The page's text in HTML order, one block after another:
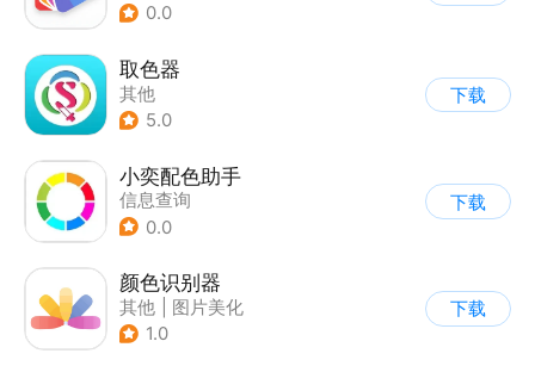
0.0
取色器
其他
5.0
下载
小奕配色助手
信息查询
0.0
下载
颜色识别器
其他
图片美化
1.0
下载